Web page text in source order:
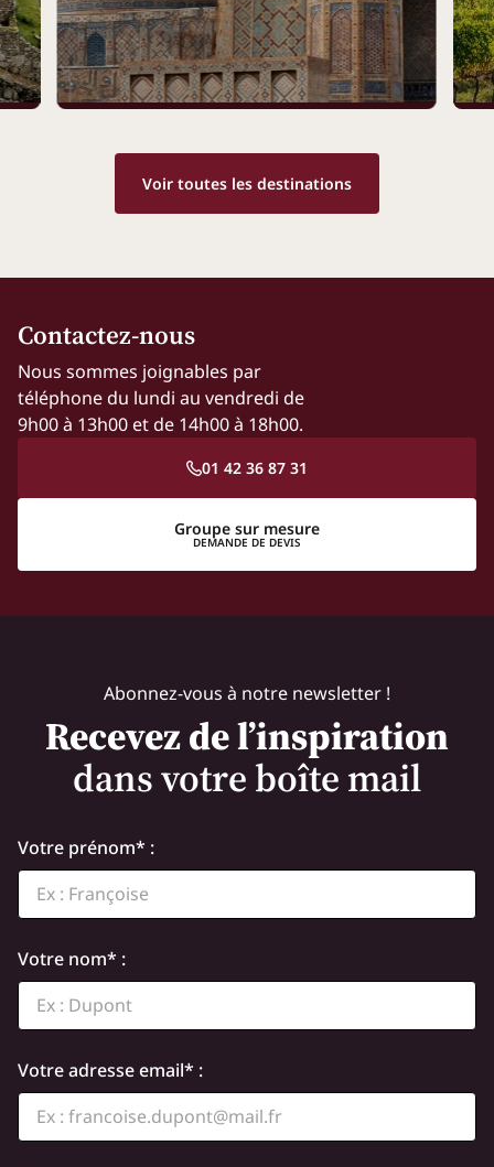
Voir toutes les destinations
Contactez-nous
Nous sommes joignables par
téléphone du lundi au vendredi de
9h00 à 13h00 et de 14h00 à 18h00.
01 42 36 87 31
Groupe sur mesure
DEMANDE DE DEVIS
Abonnez-vous à notre newsletter !
Recevez de l’inspiration
dans votre boîte mail
Votre prénom* :
Votre nom* :
Votre adresse email* :